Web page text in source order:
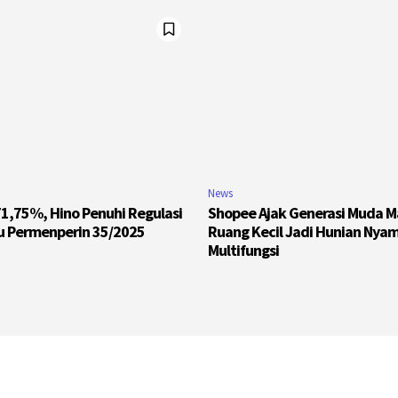
Hino Penuhi Regulasi
Permenperin 35/2025
News
Shopee Ajak Generasi Muda
Ruang Kecil Jadi Hunian
Multifungsi